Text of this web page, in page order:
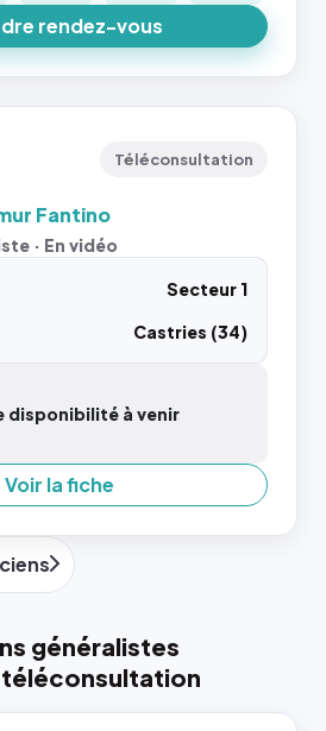
rendez-vous
Téléconsultation
Fantino
· En vidéo
Secteur 1
Castries (34)
disponibilité à venir
Voir la fiche
généralistes